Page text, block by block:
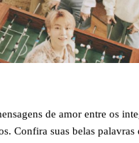
de amor entre os
Confira suas belas palavras